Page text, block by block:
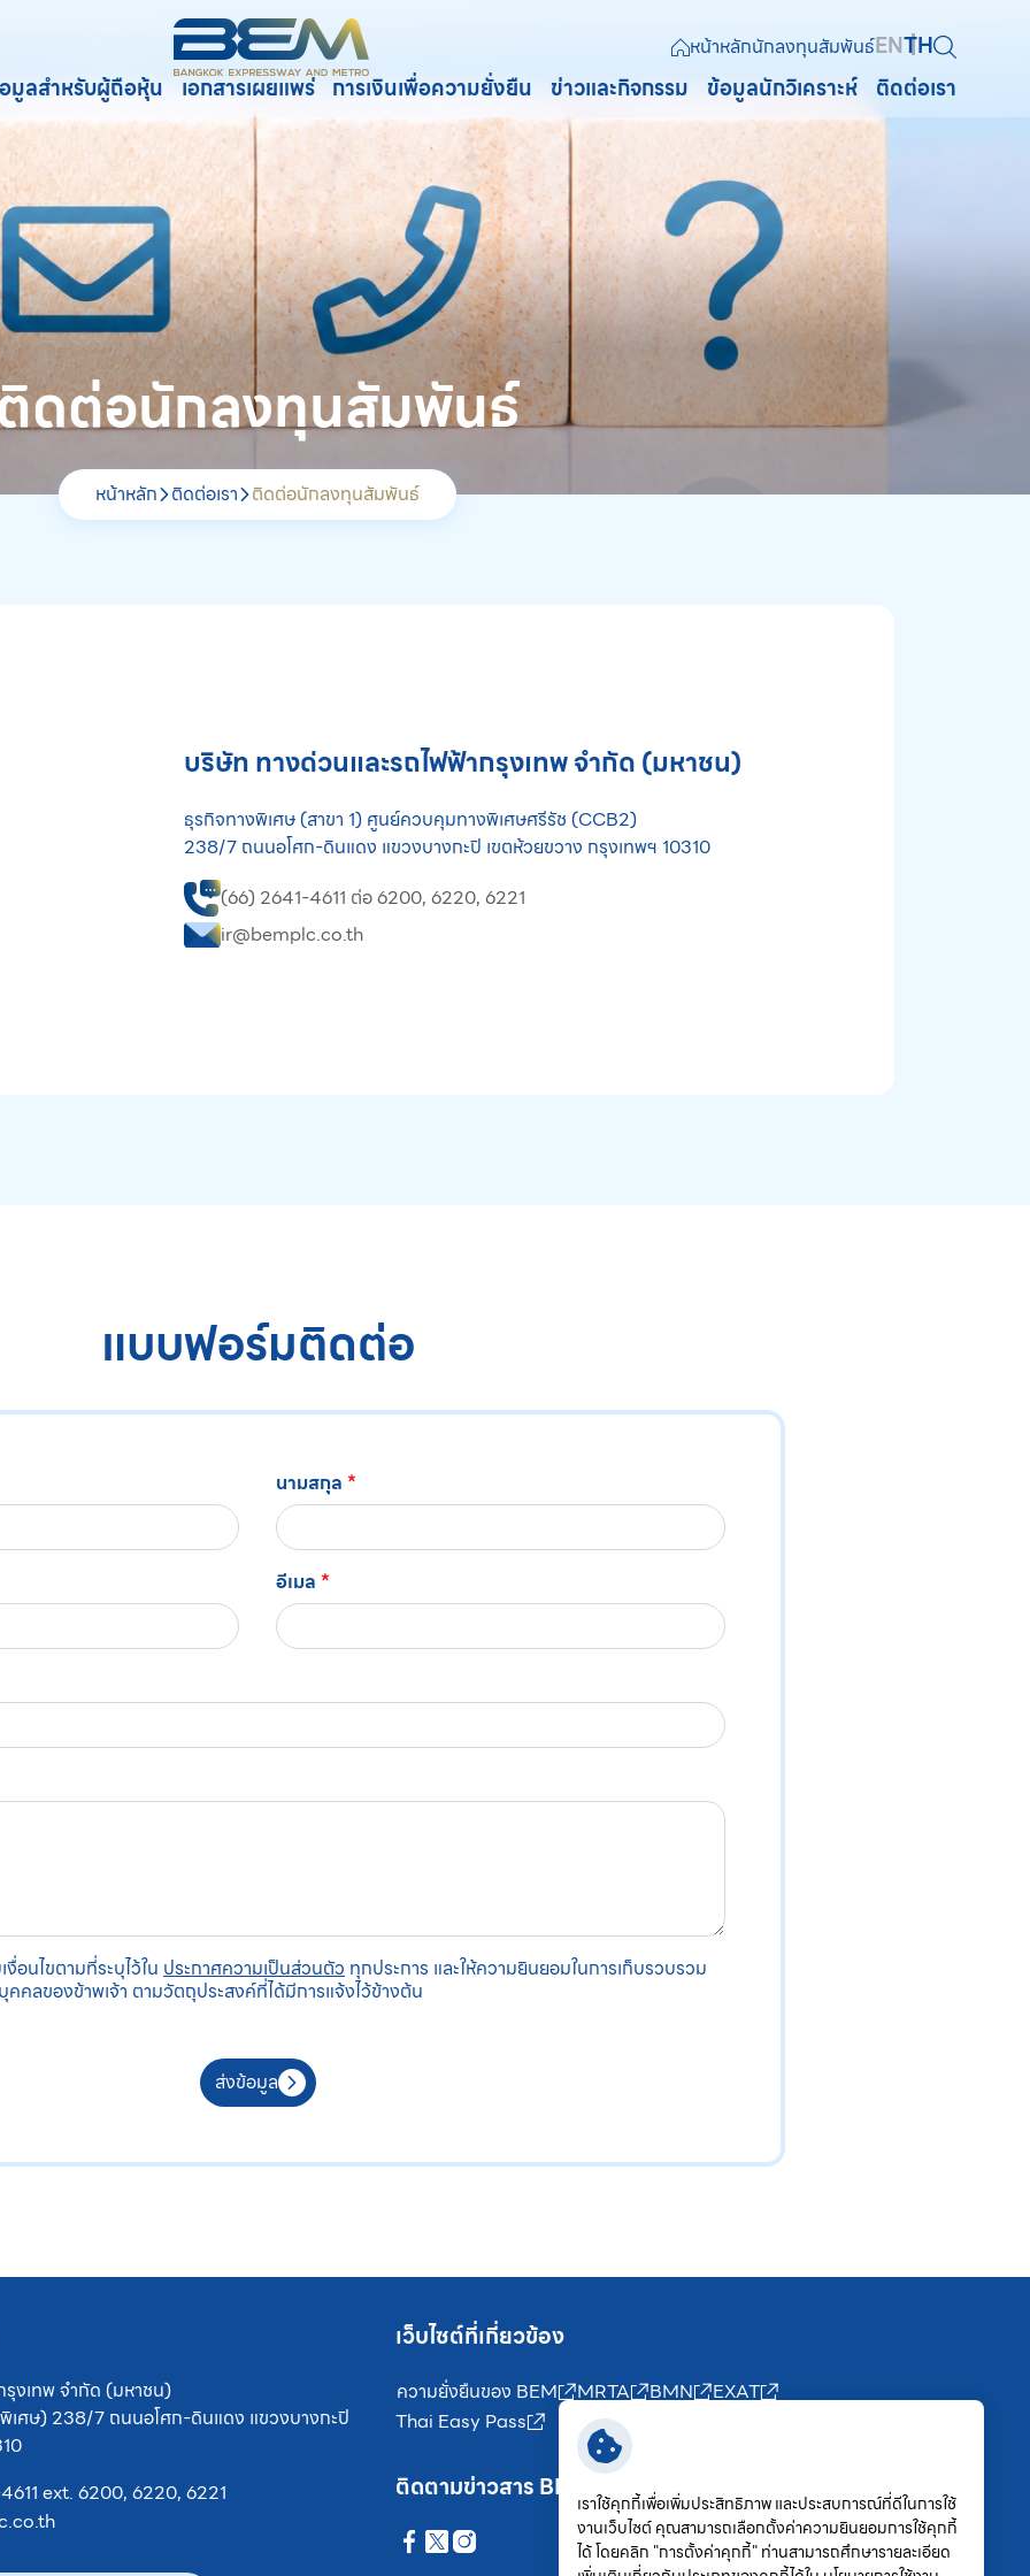
หน้าหลักนักลงทุนสัมพันธ์ENTH
Web Design by
มูลสำหรับผู้ถือหุ้น เอกสารเผยแพร่ การเงินเพื่อความยั่งยืน ข่าวและกิจกรรม ข้อมูลนักวิเคราะห์ ติดต่อเรา
ดต่อนักลงทุนสัมพันธ์
หน้าหลัก ติดต่อเรา ติดต่อนักลงทุนสัมพันธ์
บริษัท ทางด่วนและรถไฟฟ้ากรุงเทพ จำกัด (มหาชน)
ธุรกิจทางพิเศษ (สาขา 1) ศูนย์ควบคุมทางพิเศษศรีรัช (CCB2)
238/7 ถนนอโศก-ดินแดง แขวงบางกะปิ เขตห้วยขวาง กรุงเทพฯ 10310
(66) 2641-4611 ต่อ 6200, 6220, 6221
ir@bemplc.co.th
แบบฟอร์มติดต่อ
นามสกุล *
อีเมล *
งื่อนไขตามที่ระบุไว้ใน ประกาศความเป็นส่วนตัว ทุกประการ และให้ความยินยอมในการเก็บรวบรวม
คคลของข้าพเจ้า ตามวัตถุประสงค์ที่ได้มีการแจ้งไว้ข้างต้น
ส่งข้อมูล
งเทพ จำกัด (มหาชน)
พิเศษ) 238/7 ถนนอโศก-ดินแดง แขวงบางกะปิ
ext. 6200, 6220, 6221
เว็บไซต์ที่เกี่ยวข้อง
ความยั่งยืนของ BEM MRTA BMN
EXAT
Thai Easy Pass
ติดตามข่าวสาร BEM เราใช้คุกกี้เพื่อเพิ่มประสิทธิภาพ และประสบการณ์ที่ดีในการใช้
งานเว็บไซต์ คุณสามารถเลือกตั้งค่าความยินยอมการใช้คุกกี้
ได้ โดยคลิก "การตั้งค่าคุกกี้" ท่านสามารถศึกษารายละเอียด